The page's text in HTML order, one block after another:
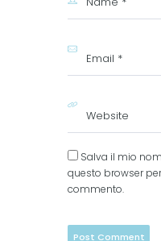
Salva il mio
questo browser
commento.